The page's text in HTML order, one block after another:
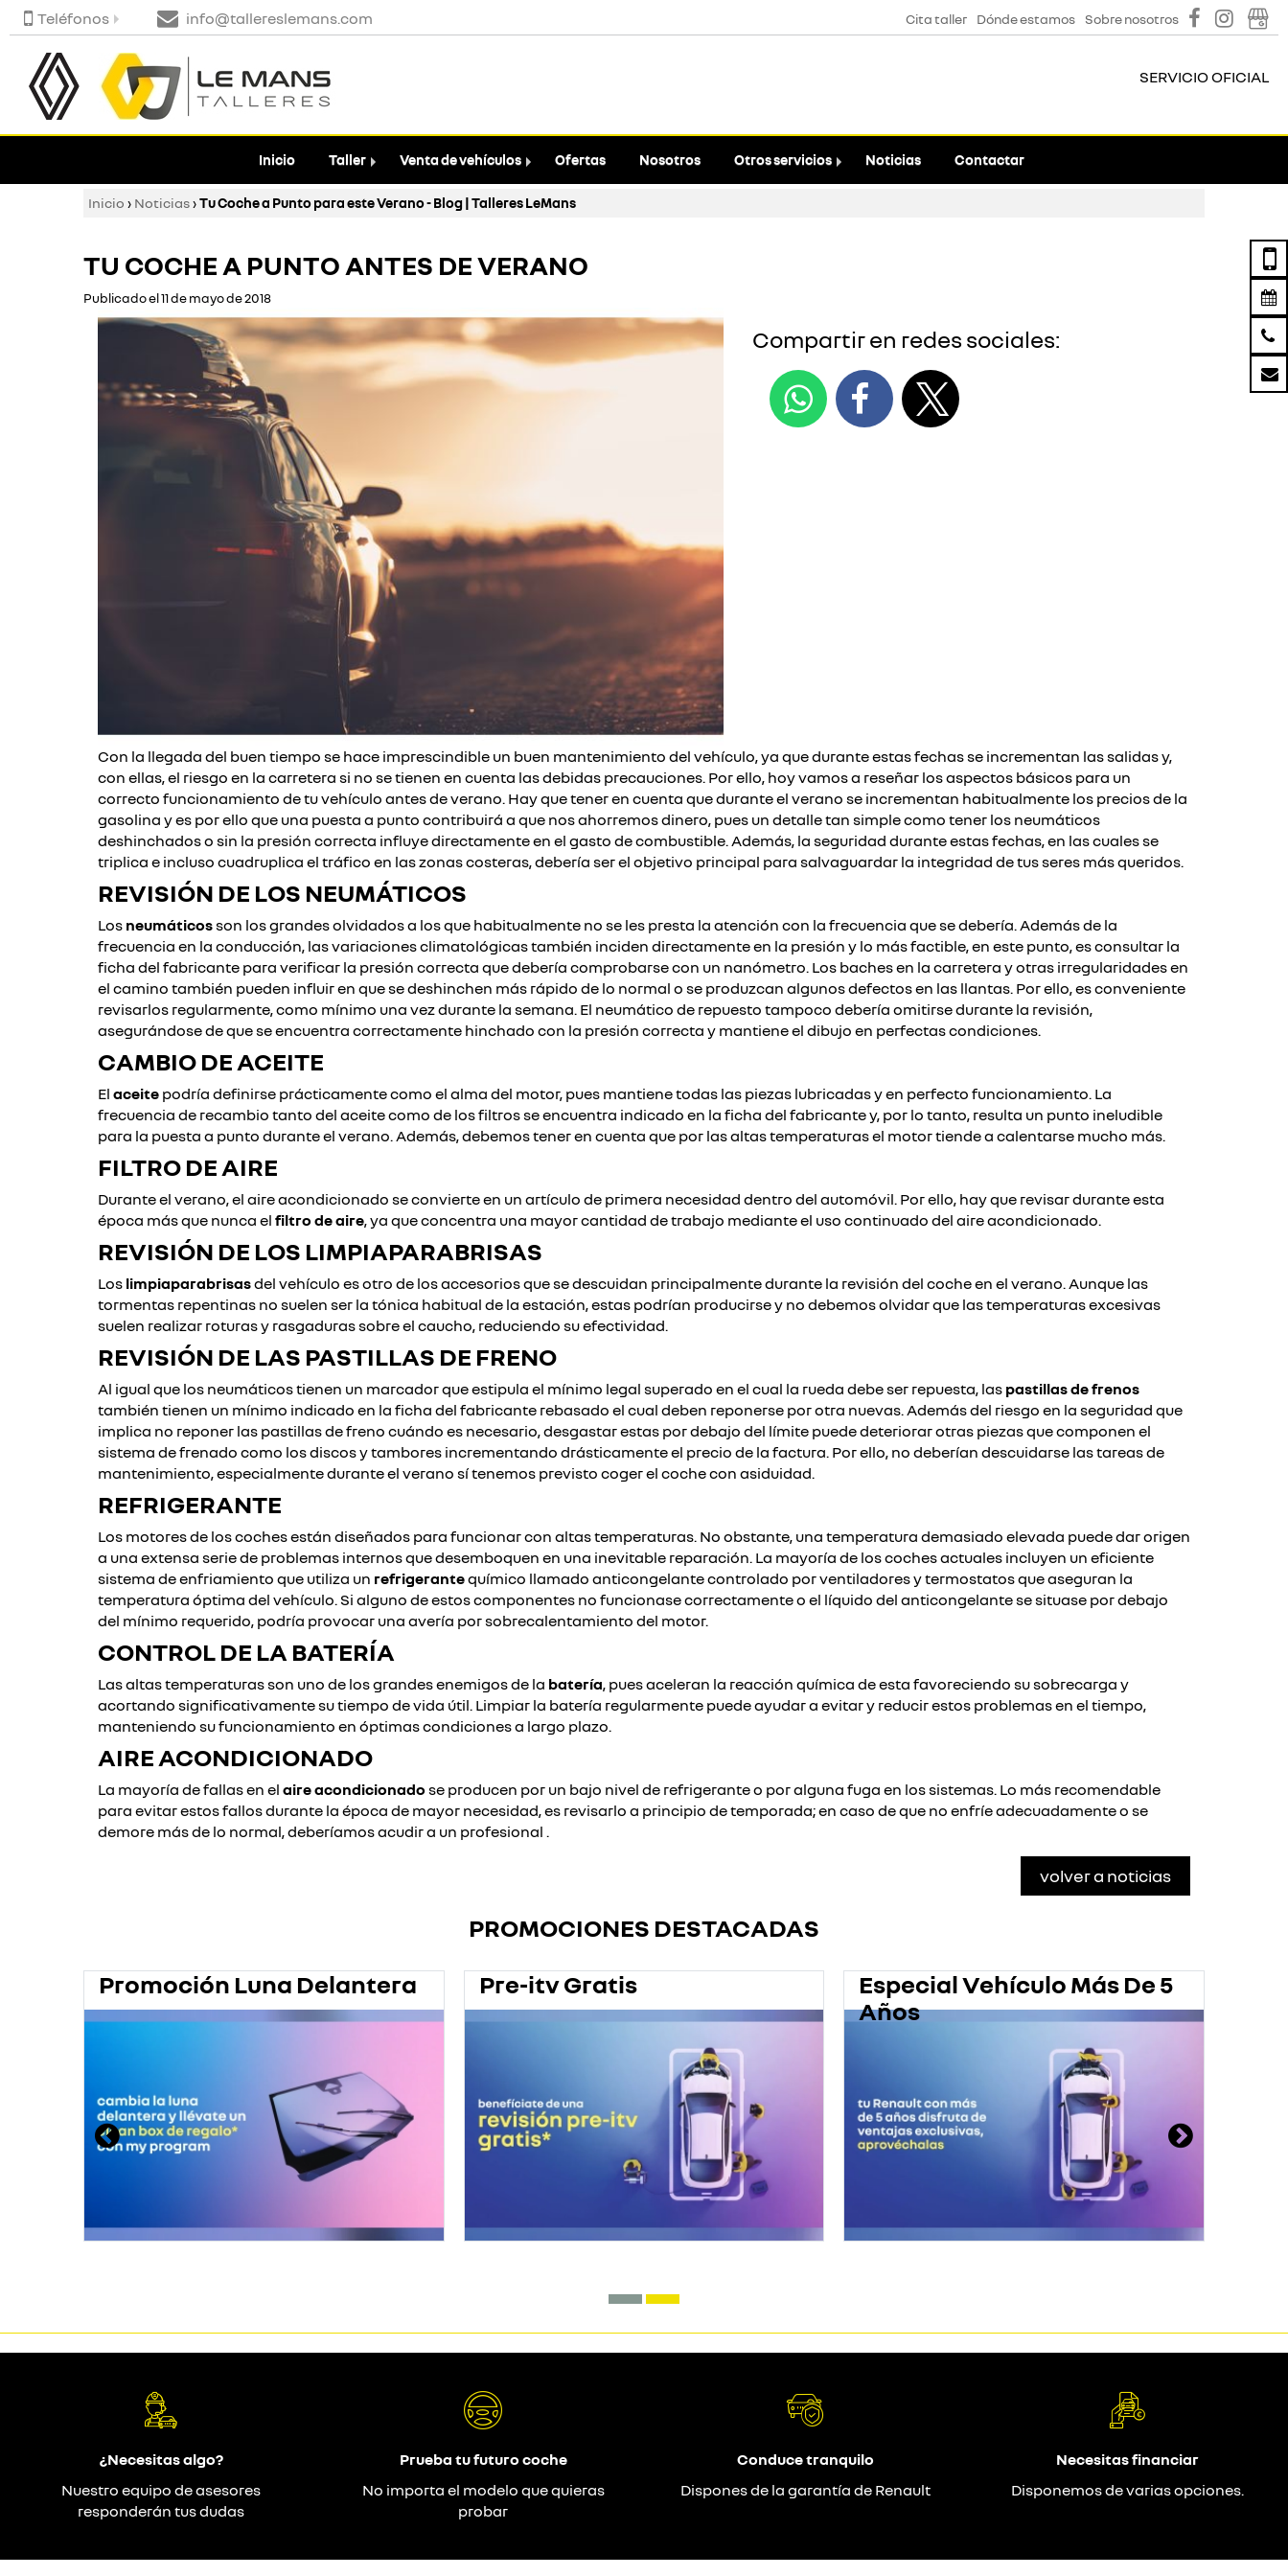
Teléfonos info@tallereslemans.com Cita taller Dónde estamos Sobre nosotros
SERVICIO OFICIAL
Inicio Taller Venta de vehículos Ofertas Nosotros Otros servicios Noticias Contactar
Inicio › Noticias›Tu Coche a Punto para este Verano - Blog | Talleres LeMans
TU COCHE A PUNTO ANTES DE VERANO
Publicado el 11 de mayo de 2018
Compartir en redes sociales:
Con la llegada del buen tiempo se hace imprescindible un buen mantenimiento del vehículo, ya que durante estas fechas se incrementan las salidas y,
con ellas, el riesgo en la carretera si no se tienen en cuenta las debidas precauciones. Por ello, hoy vamos a reseñar los aspectos básicos para un
correcto funcionamiento de tu vehículo antes de verano. Hay que tener en cuenta que durante el verano se incrementan habitualmente los precios de la
gasolina y es por ello que una puesta a punto contribuirá a que nos ahorremos dinero, pues un detalle tan simple como tener los neumáticos
deshinchados o sin la presión correcta influye directamente en el gasto de combustible. Además, la seguridad durante estas fechas, en las cuales se
triplica e incluso cuadruplica el tráfico en las zonas costeras, debería ser el objetivo principal para salvaguardar la integridad de tus seres más queridos.
REVISIÓN DE LOS NEUMÁTICOS
Los neumáticosson los grandes olvidados a los que habitualmente no se les presta la atención con la frecuencia que se debería. Además de la
frecuencia en la conducción, las variaciones climatológicas también inciden directamente en la presión y lo más factible, en este punto, es consultar la
ficha del fabricante para verificar la presión correcta que debería comprobarse con un nanómetro. Los baches en la carretera y otras irregularidades en
el camino también pueden influir en que se deshinchen más rápido de lo normal o se produzcan algunos defectos en las llantas. Por ello, es conveniente
revisarlos regularmente, como mínimo una vez durante la semana. El neumático de repuesto tampoco debería omitirse durante la revisión,
asegurándose de que se encuentra correctamente hinchado con la presión correcta y mantiene el dibujo en perfectas condiciones.
CAMBIO DE ACEITE
El aceite podría definirse prácticamente como el alma del motor, pues mantiene todas las piezas lubricadas y en perfecto funcionamiento. La
frecuencia de recambio tanto del aceite como de los filtros se encuentra indicado en la ficha del fabricante y, por lo tanto, resulta un punto ineludible
para la puesta a punto durante el verano. Además, debemos tener en cuenta que por las altas temperaturas el motor tiende a calentarse mucho más.
FILTRO DE AIRE
Durante el verano, el aire acondicionado se convierte en un artículo de primera necesidad dentro del automóvil. Por ello, hay que revisar durante esta
época más que nunca el filtro de aire, ya que concentra una mayor cantidad de trabajo mediante el uso continuado del aire acondicionado.
REVISIÓN DE LOS LIMPIAPARABRISAS
Los limpiaparabrisasdel vehículo es otro de los accesorios que se descuidan principalmente durante la revisión del coche en el verano. Aunque las
tormentas repentinas no suelen ser la tónica habitual de la estación, estas podrían producirse y no debemos olvidar que las temperaturas excesivas
suelen realizar roturas y rasgaduras sobre el caucho, reduciendo su efectividad.
REVISIÓN DE LAS PASTILLAS DE FRENO
Al igual que los neumáticos tienen un marcador que estipula el mínimo legal superado en el cual la rueda debe ser repuesta, las pastillas de frenos
también tienen un mínimo indicado en la ficha del fabricante rebasado el cual deben reponerse por otra nuevas. Además del riesgo en la seguridad que
implica no reponer las pastillas de freno cuándo es necesario, desgastar estas por debajo del límite puede deteriorar otras piezas que componen el
sistema de frenado como los discos y tambores incrementando drásticamente el precio de la factura. Por ello, no deberían descuidarse las tareas de
mantenimiento, especialmente durante el verano sí tenemos previsto coger el coche con asiduidad.
REFRIGERANTE
Los motores de los coches están diseñados para funcionar con altas temperaturas. No obstante, una temperatura demasiado elevada puede dar origen
a una extensa serie de problemas internos que desemboquen en una inevitable reparación. La mayoría de los coches actuales incluyen un eficiente
sistema de enfriamiento que utiliza un refrigerantequímico llamado anticongelante controlado por ventiladores y termostatos que aseguran la
temperatura óptima del vehículo. Si alguno de estos componentes no funcionase correctamente o el líquido del anticongelante se situase por debajo
del mínimo requerido, podría provocar una avería por sobrecalentamiento del motor.
CONTROL DE LA BATERÍA
Las altas temperaturas son uno de los grandes enemigos de la batería, pues aceleran la reacción química de esta favoreciendo su sobrecarga y
acortando significativamente su tiempo de vida útil. Limpiar la batería regularmente puede ayudar a evitar y reducir estos problemas en el tiempo,
manteniendo su funcionamiento en óptimas condiciones a largo plazo.
AIRE ACONDICIONADO
La mayoría de fallas en el aire acondicionado se producen por un bajo nivel de refrigerante o por alguna fuga en los sistemas. Lo más recomendable
para evitar estos fallos durante la época de mayor necesidad, es revisarlo a principio de temporada; en caso de que no enfríe adecuadamente o se
demore más de lo normal, deberíamos acudir a un profesional .
volver a noticias
PROMOCIONES DESTACADAS
Promoción Luna Delantera
Pre-itv Gratis
Especial Vehículo Más De 5
Años
¿Necesitas algo?
Nuestro equipo de asesores
responderán tus dudas
Prueba tu futuro coche
No importa el modelo que quieras
probar
Conduce tranquilo
Dispones de la garantía de Renault
Necesitas financiar
Disponemos de varias opciones.